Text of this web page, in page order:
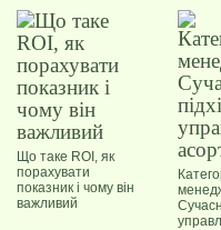
Що таке ROI, як
порахувати
показник і чому він
важливий